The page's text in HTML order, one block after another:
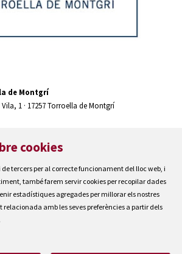
de Montgrí
Vila, 1 · 17257 Torroella de Montgrí
cookies
tercers per al correcte funcionament del lloc web, i
també farem servir cookies per recopilar dades
estadístiques agregades per millorar els nostres
amb les seves preferències a partir dels